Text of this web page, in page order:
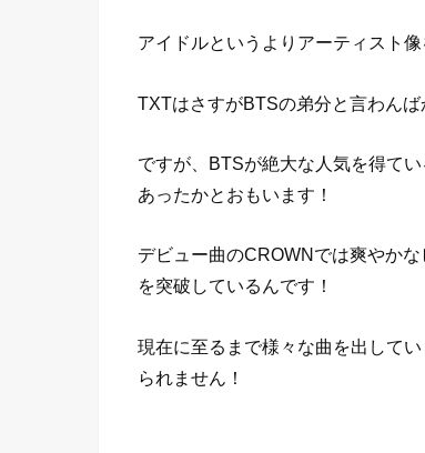
アイドルというよりアーティスト
TXTはさすがBTSの弟分と言わんば
ですが、BTSが絶大な人気を得て
あったかとおもいます！
デビュー曲のCROWNでは爽やか
を突破しているんです！
現在に至るまで様々な曲を出して
られません！